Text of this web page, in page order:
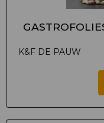
K&F DE PAUW